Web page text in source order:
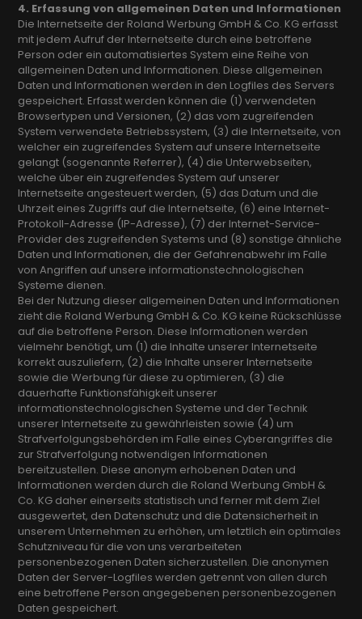
4. Erfassung von allgemeinen Daten und Informationen
Die Internetseite der Roland Werbung GmbH & Co. KG erfasst
mit jedem Aufruf der Internetseite durch eine betroffene
Person oder ein automatisiertes System eine Reihe von
allgemeinen Daten und Informationen. Diese allgemeinen
Daten und Informationen werden in den Logfiles des Servers
gespeichert. Erfasst werden können die (1) verwendeten
Browsertypen und Versionen, (2) das vom zugreifenden
System verwendete Betriebssystem, (3) die Internetseite, von
welcher ein zugreifendes System auf unsere Internetseite
gelangt (sogenannte Referrer), (4) die Unterwebseiten,
welche über ein zugreifendes System auf unserer
Internetseite angesteuert werden, (5) das Datum und die
Uhrzeit eines Zugriffs auf die Internetseite, (6) eine Internet-
Protokoll-Adresse (IP-Adresse), (7) der Internet-Service-
Provider des zugreifenden Systems und (8) sonstige ähnliche
Daten und Informationen, die der Gefahrenabwehr im Falle
von Angriffen auf unsere informationstechnologischen
Systeme dienen.
Bei der Nutzung dieser allgemeinen Daten und Informationen
zieht die Roland Werbung GmbH & Co. KG keine Rückschlüsse
auf die betroffene Person. Diese Informationen werden
vielmehr benötigt, um (1) die Inhalte unserer Internetseite
korrekt auszuliefern, (2) die Inhalte unserer Internetseite
sowie die Werbung für diese zu optimieren, (3) die
dauerhafte Funktionsfähigkeit unserer
informationstechnologischen Systeme und der Technik
unserer Internetseite zu gewährleisten sowie (4) um
Strafverfolgungsbehörden im Falle eines Cyberangriffes die
zur Strafverfolgung notwendigen Informationen
bereitzustellen. Diese anonym erhobenen Daten und
Informationen werden durch die Roland Werbung GmbH &
Co. KG daher einerseits statistisch und ferner mit dem Ziel
ausgewertet, den Datenschutz und die Datensicherheit in
unserem Unternehmen zu erhöhen, um letztlich ein optimales
Schutzniveau für die von uns verarbeiteten
personenbezogenen Daten sicherzustellen. Die anonymen
Daten der Server-Logfiles werden getrennt von allen durch
eine betroffene Person angegebenen personenbezogenen
Daten gespeichert.